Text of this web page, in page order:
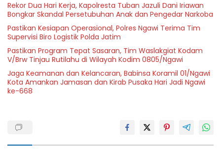
Rekor Dua Hari Kerja, Kapolresta Tuban Jazuli Dani Iriawan
Bongkar Skandal Persetubuhan Anak dan Pengedar Narkoba
Pastikan Kesiapan Operasional, Polres Ngawi Terima Tim
Supervisi Biro Logistik Polda Jatim
Pastikan Program Tepat Sasaran, Tim Waslakgiat Kodam
V/Brw Tinjau Rutilahu di Wilayah Kodim 0805/Ngawi
Jaga Keamanan dan Kelancaran, Babinsa Koramil 01/Ngawi
Kota Amankan Jamasan dan Kirab Pusaka Hari Jadi Ngawi
ke-668